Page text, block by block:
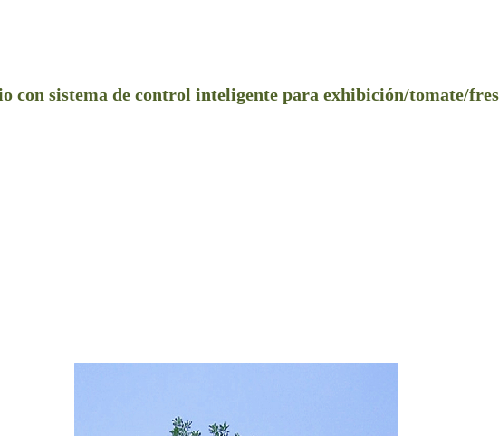
con sistema de control inteligente para exhibición/tomate/